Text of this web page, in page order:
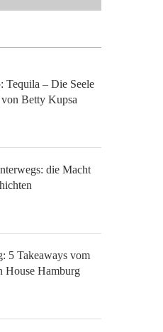
Tequila – Die Seele
Betty Kupsa
die Macht
5 Takeaways vom
House Hamburg